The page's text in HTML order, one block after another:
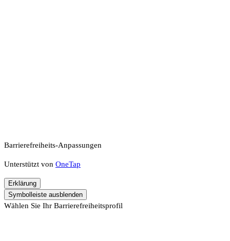
Barrierefreiheits-Anpassungen
Unterstützt von OneTap
Erklärung
Symbolleiste ausblenden
Wählen Sie Ihr Barrierefreiheitsprofil